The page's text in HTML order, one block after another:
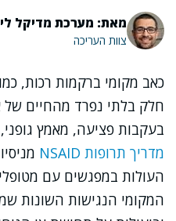
מאת: מערכת מדיקל
צוות העריכה
כאב מקומי ברקמות רכות,
חלק בלתי נפרד מהחיים של
בעקבות פציעה, מאמץ
מדריך תרופות NSAID
העולות במפגשים עם
המקומי הנגישות השונות